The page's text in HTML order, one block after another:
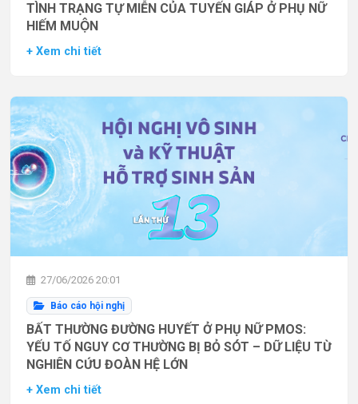
TÌNH TRẠNG TỰ MIỄN CỦA TUYẾN GIÁP Ở PHỤ NỮ
HIẾM MUỘN
+ Xem chi tiết
27/06/2026 20:01
Báo cáo hội nghị
BẤT THƯỜNG ĐƯỜNG HUYẾT Ở PHỤ NỮ PMOS:
YẾU TỐ NGUY CƠ THƯỜNG BỊ BỎ SÓT – DỮ LIỆU TỪ
NGHIÊN CỨU ĐOÀN HỆ LỚN
+ Xem chi tiết